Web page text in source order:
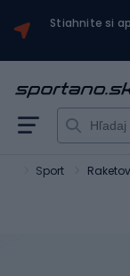
Stiahnite si
Sport